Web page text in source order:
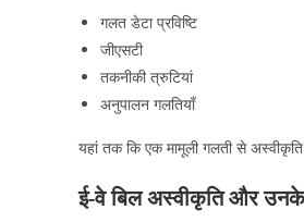
गलत डेटा प्रविष्टि
जीएसटी
तकनीकी त्रुटियां
अनुपालन गलतियाँ
यहां तक कि एक मामूली गलती से
ई-वे बिल अस्वीकृति और